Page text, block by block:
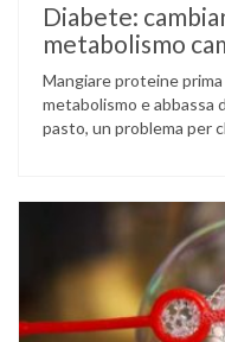
Diabete:
metabolismo
Mangiare proteine
metabolismo e abbassa
pasto, un problema per
come ingannare il